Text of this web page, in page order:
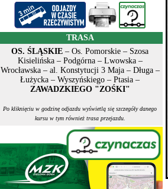
TRASA
OS. ŚLĄSKIE – Os. Pomorskie – Szosa
Kisielińska – Podgórna – Lwowska –
Wrocławska – al. Konstytucji 3 Maja – Długa –
Łużycka – Wyszyńskiego – Ptasia –
ZAWADZKIEGO "ZOŚKI"
Po kliknięciu w godzinę odjazdu wyświetlą się szczegóły danego
kursu w tym również trasa przejazdu.